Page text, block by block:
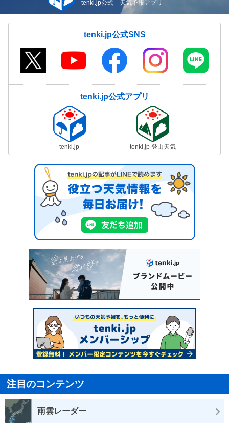
tenki.jp公式 天気予報アプリ
tenki.jp公式SNS
tenki.jp公式アプリ
tenki.jp tenki.jp 登山天気
注目のコンテンツ
雨雲レーダー